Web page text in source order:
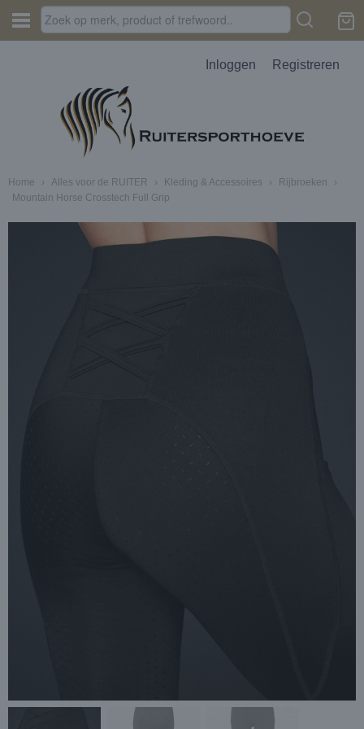
Inloggen Registreren
Home › Alles voor de RUITER › Kleding & Accessoires › Rijbroeken
›
Mountain Horse Crosstech Full Grip